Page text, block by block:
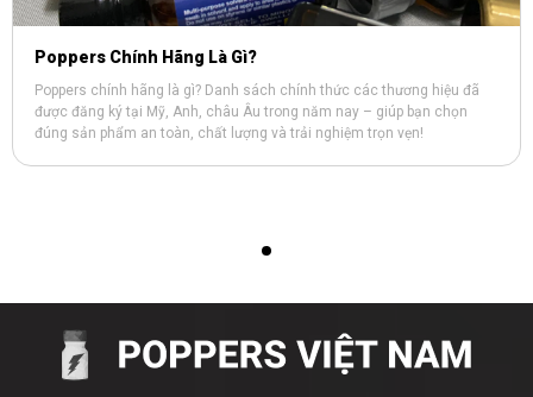
Poppers Chính Hãng Là Gì?
Poppers chính hãng là gì? Danh sách chính thức các thương hiệu đã
được đăng ký tại Mỹ, Anh, châu Âu trong năm nay – giúp bạn chọn
đúng sản phẩm an toàn, chất lượng và trải nghiệm trọn vẹn!